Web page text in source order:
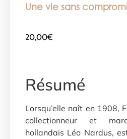
Une vie sans
20,00€
Résumé
Lorsqu’elle naît en 1908,
collectionneur et
hollandais Léo Nardus,